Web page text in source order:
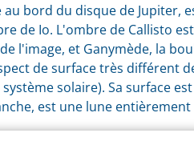
bord du disque de Jupiter,
de Io. L'ombre de Callisto
l'image, et Ganymède, la
de surface très différent
solaire). Sa surface
est une lune